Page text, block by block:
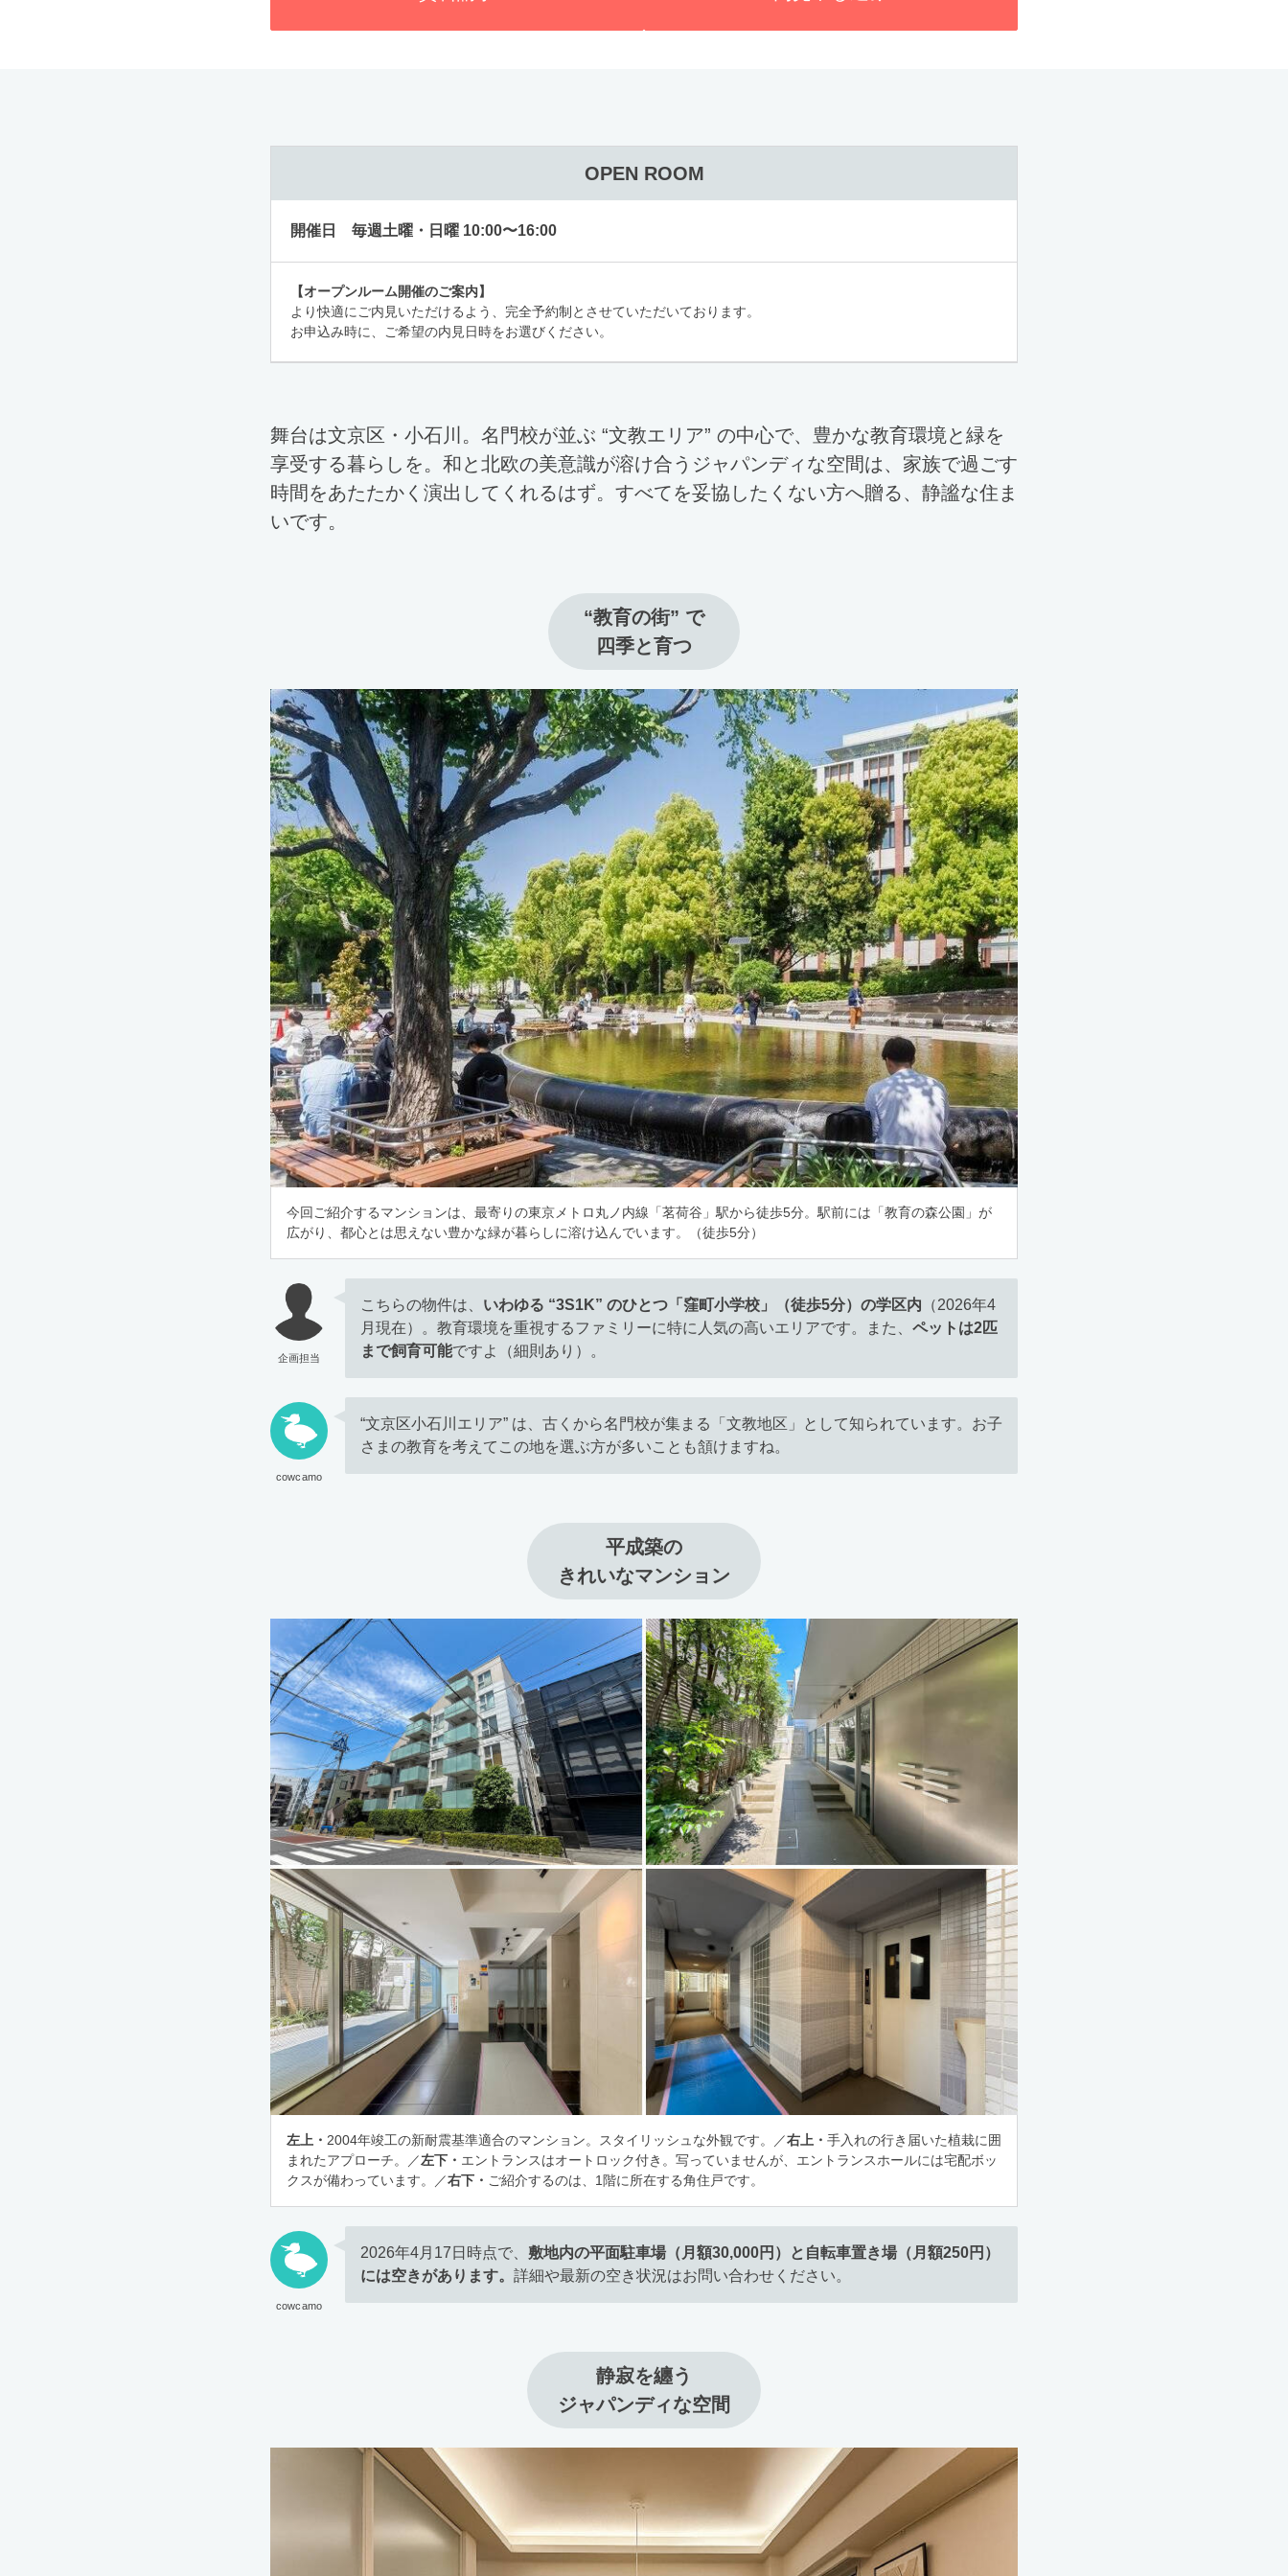
OPEN ROOM
毎週土曜・日曜 10:00〜16:00
【オープンルーム開催のご案内】
より快適にご内見いただけるよう、完全予約制とさせていただいております。
お申込み時に、ご希望の内見日時をお選びください。
舞台は文京区・小石川。名門校が並ぶ “文教エリア” の中心で、豊かな教育環境と緑を
享受する暮らしを。和と北欧の美意識が溶け合うジャパンディな空間は、家族で過ごす
時間をあたたかく演出してくれるはず。すべてを妥協したくない方へ贈る、静謐な住ま
いです。
“教育の街” で
四季と育つ
今回ご紹介するマンションは、最寄りの東京メトロ丸ノ内線「茗荷谷」駅から徒歩5分。駅前には「教育の森公園」が
広がり、都心とは思えない豊かな緑が暮らしに溶け込んでいます。（徒歩5分）
企画担当
こちらの物件は、 いわゆる “3S1K” のひとつ「窪町小学校」（徒歩5分）の学区内 （2026年4
月現在）。教育環境を重視するファミリーに特に人気の高いエリアです。また、 ペットは2匹
まで飼育可能ですよ（細則あり）。
cowcamo
“文京区小石川エリア” は、古くから名門校が集まる「文教地区」として知られています。お子
さまの教育を考えてこの地を選ぶ方が多いことも頷けますね。
平成築の
きれいなマンション
左上・ 2004年竣工の新耐震基準適合のマンション。スタイリッシュな外観です。／右上・ 手入れの行き届いた植栽に囲
まれたアプローチ。／左下・ エントランスはオートロック付き。写っていませんが、エントランスホールには宅配ボッ
クスが備わっています。／右下・ ご紹介するのは、1階に所在する角住戸です。
cowcamo
2026年4月17日時点で、 敷地内の平面駐車場（月額30,000円）と自転車置き場（月額250円）
には空きがあります。 詳細や最新の空き状況はお問い合わせください。
静寂を纏う
ジャパンディな空間